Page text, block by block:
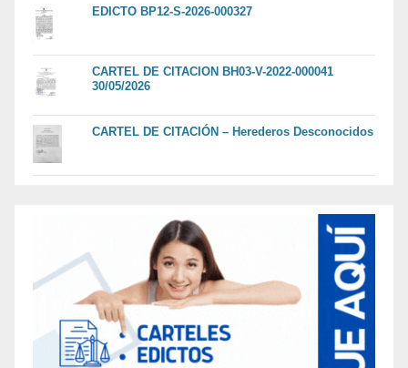
EDICTO BP12-S-2026-000327
CARTEL DE CITACION BH03-V-2022-000041
30/05/2026
CARTEL DE CITACIÓN – Herederos Desconocidos